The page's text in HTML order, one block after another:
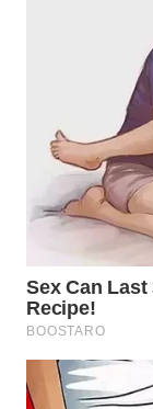
BOGOR
WN
DEPOK
WN
TAPANULI
UTARA
WN
SAMOSIR